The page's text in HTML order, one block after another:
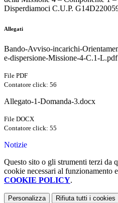
Disperdiamoci C.U.P.
Allegati
Bando-Avviso-incarichi-
e-dispersione-Missione-4-C.1-L.pdf
File PDF
Contatore click: 56
Allegato-1-Domanda-3.docx
File DOCX
Contatore click: 55
Notizie
Questo sito o gli strumenti terzi da
cookie necessari al funzionamento
COOKIE POLICY.
Personalizza Rifiuta tutti i cookies